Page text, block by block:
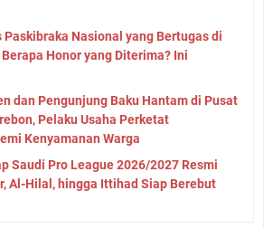
Paskibraka Nasional yang Bertugas di
Honor yang Diterima? Ini
dan Pengunjung Baku Hantam di Pusat
Pelaku Usaha Perketat
Kenyamanan Warga
Saudi Pro League 2026/2027 Resmi
Al-Hilal, hingga Ittihad Siap Berebut